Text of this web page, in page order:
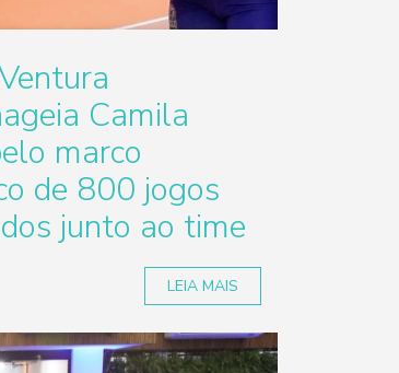
Camila
marco
de 800 jogos
junto ao time
LEIA MAIS